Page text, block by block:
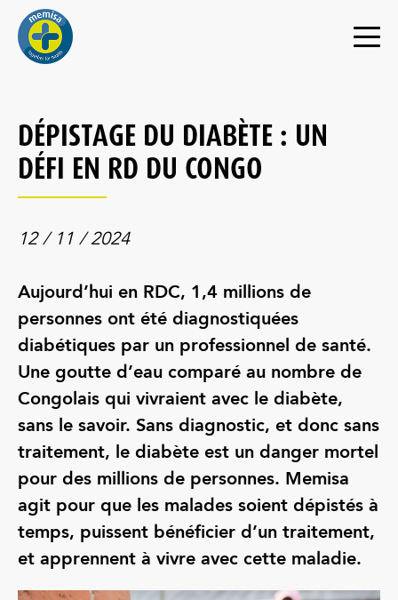
DÉPISTAGE DU DIABÈTE : UN
DÉFI EN RD DU CONGO
12 / 11 / 2024
Aujourd’hui en RDC, 1,4 millions de
personnes ont été diagnostiquées
diabétiques par un professionnel de santé.
Une goutte d’eau comparé au nombre de
Congolais qui vivraient avec le diabète,
sans le savoir. Sans diagnostic, et donc sans
traitement, le diabète est un danger mortel
pour des millions de personnes. Memisa
agit pour que les malades soient dépistés à
temps, puissent bénéficier d’un traitement,
et apprennent à vivre avec cette maladie.